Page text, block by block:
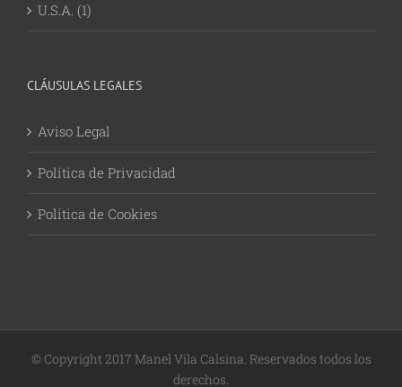
U.S.A. (1)
CLÁUSULAS LEGALES
Aviso Legal
Política de Privacidad
Política de Cookies
© Copyright 2017 Manel Vila Calsina. Reservados todos los
derechos.